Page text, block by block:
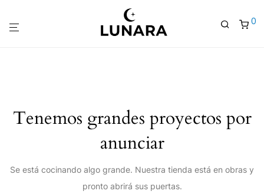
0
Tenemos grandes proyectos por
anunciar
Se está cocinando algo grande. Nuestra tienda está en obras y
pronto abrirá sus puertas.